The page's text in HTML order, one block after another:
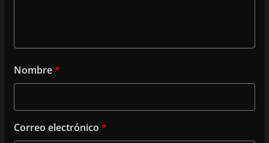
Nombre*
Correo electrónico *